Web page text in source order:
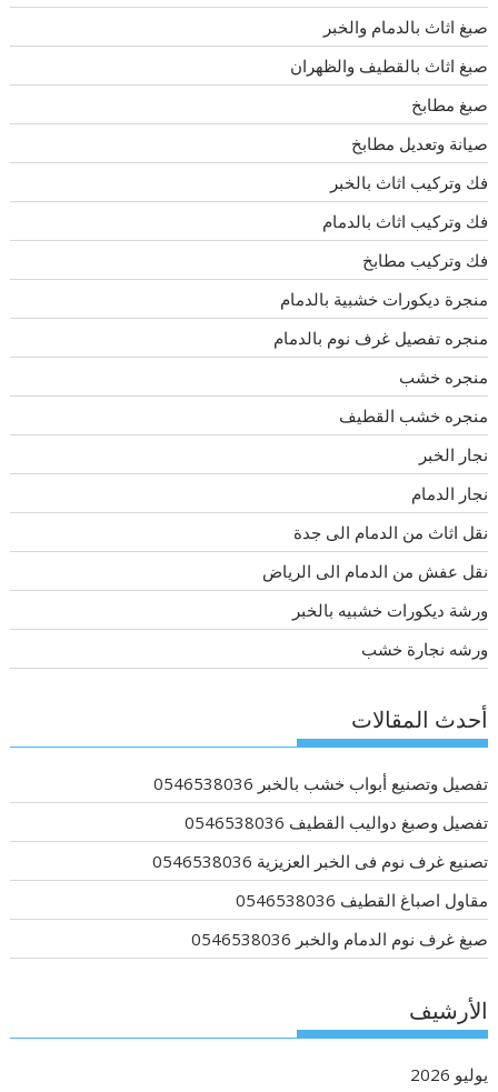
صبغ اثاث بالدمام والخبر
صبغ اثاث بالقطيف والظهران
صبغ مطابخ
صيانة وتعديل مطابخ
فك وتركيب اثاث بالخبر
فك وتركيب اثاث بالدمام
فك وتركيب مطابخ
منجرة ديكورات خشبية بالدمام
منجره تفصيل غرف نوم بالدمام
منجره خشب
منجره خشب القطيف
نجار الخبر
نجار الدمام
نقل اثاث من الدمام الى جدة
نقل عفش من الدمام الى الرياض
ورشة ديكورات خشبيه بالخبر
ورشه نجارة خشب
أحدث المقالات
تفصيل وتصنيع أبواب خشب بالخبر 0546538036
تفصيل وصبغ دواليب القطيف 0546538036
تصنيع غرف نوم فى الخبر العزيزية 0546538036
مقاول اصباغ القطيف 0546538036
صبغ غرف نوم الدمام والخبر 0546538036
الأرشيف
يوليو 2026